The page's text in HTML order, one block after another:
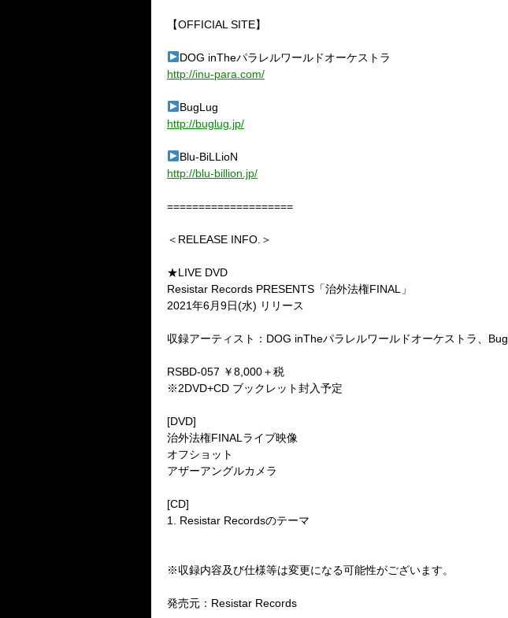
【OFFICIAL SITE】
DOG inTheパラレルワールドオーケストラ
http://inu-para.com/
BugLug
http://buglug.jp/
Blu-BiLLioN
http://blu-billion.jp/
====================
＜RELEASE INFO.＞
★LIVE DVD
Resistar Records PRESENTS 「治外法権FINAL
」
2021年6月9日(水) リリース
収録アーティスト： DOG inTheパラレルワールドオーケストラ、
RSBD-057 ￥8,000＋税
※2DVD+CD ブックレット封入予定
[DVD]
治外法権FINAL ライブ映像
オフショット
アザーアングルカメラ
[CD]
1. Resistar Recordsのテーマ
※収録内容及び仕様等は変更になる可能性がございます。
発売元： Resistar Records